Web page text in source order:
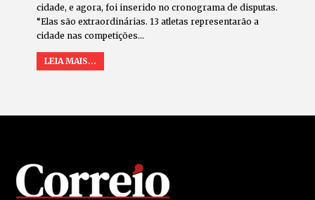
cidade, e agora, foi inserido no cronograma de disputas.
“Elas são extraordinárias. 13 atletas representarão a
cidade nas competições…
LEIA MAIS...